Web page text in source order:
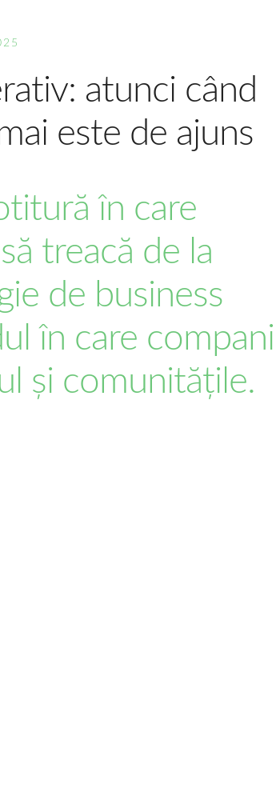
atunci când
este de ajuns
în care
treacă de la
de business
în care
și comunitățile.